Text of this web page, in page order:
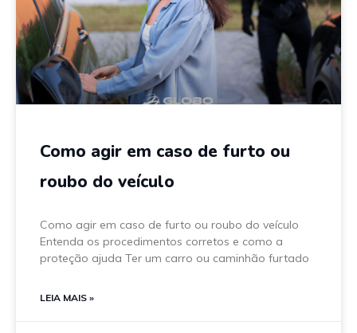
Como agir em caso de furto ou
roubo do veículo
Como agir em caso de furto ou roubo do veículo
Entenda os procedimentos corretos e como a
proteção ajuda Ter um carro ou caminhão furtado
LEIA MAIS »